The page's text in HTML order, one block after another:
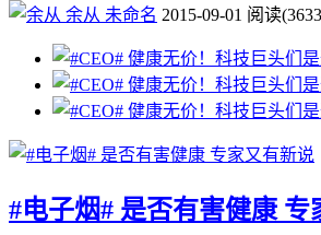
余从 未命名 2015-09-01 阅读
#电子烟# 是否有害健康 专